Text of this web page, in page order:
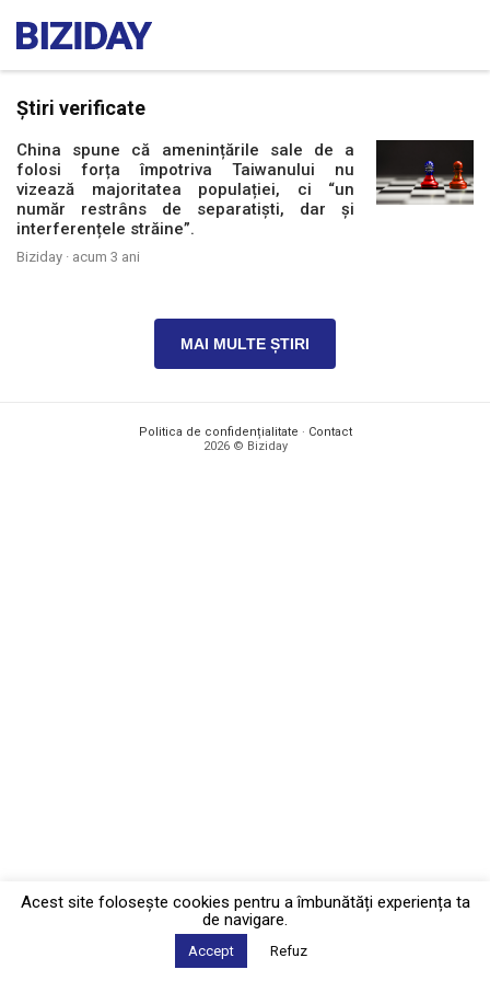
Știri verificate
China spune că amenințările sale de a
folosi forța împotriva Taiwanului nu
vizează majoritatea populației, ci “un
număr restrâns de separatiști, dar și
interferențele străine”.
Biziday · acum 3 ani
MAI MULTE ȘTIRI
Politica de confidențialitate · Contact
2026 © Biziday
Acest site foloseşte cookies pentru a îmbunătăți experiența ta
de navigare.
Accept Refuz